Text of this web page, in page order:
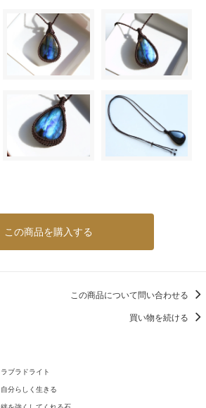
この商品を購入する
この商品について問い合わせる
買い物を続ける
ラブラドライト
自分らしく生きる